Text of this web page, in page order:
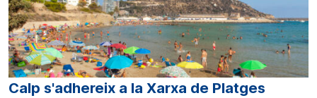
Calp s'adhereix a la Xarxa de Platges